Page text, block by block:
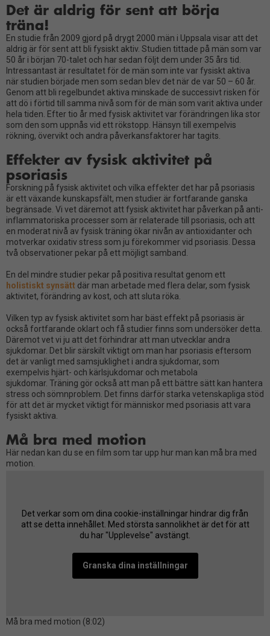
Det är aldrig för sent att börja
träna!
En studie från 2009 gjord på drygt 2000 män i Uppsala visar att det
aldrig är för sent att bli fysiskt aktiv. Studien tittade på män som var
50 år i början 70-talet och har sedan följt dem under 35 års tid.
Intressantast är resultatet för de män som inte var fysiskt aktiva
när studien började men som sedan blev det när de var 50 – 60 år.
Genom att bli regelbundet aktiva minskade de successivt risken för
att dö i förtid till samma nivå som för de män som varit aktiva under
hela tiden. Efter tio år med fysisk aktivitet var förändringen lika stor
som den som uppnås vid ett rökstopp. Hänsyn till exempelvis
rökning, övervikt och andra påverkansfaktorer har tagits.
Effekter av fysisk aktivitet på
psoriasis
Forskning på fysisk aktivitet och vilka effekter det har på psoriasis
är ett växande kunskapsfält, men studier är fortfarande ganska
begränsade. Vi vet däremot att fysisk aktivitet har påverkan på anti-
inflammatoriska processer som är relaterade till psoriasis, och att
en moderat nivå av fysisk träning ökar nivån av antioxidanter och
motverkar oxidativ stress som ju förekommer vid psoriasis. Dessa
två observationer pekar på ett möjligt samband.
En del mindre studier pekar på positiva resultat genom ett
holistiskt synsätt där man arbetade med flera delar, som fysisk
aktivitet, förändring av kost, och att sluta röka.
Vilken typ av fysisk aktivitet som har bäst effekt på psoriasis är
också fortfarande oklart och få studier finns som undersöker detta.
Däremot vet vi ju att det förhindrar att man utvecklar andra
sjukdomar. Det blir särskilt viktigt om man har psoriasis eftersom
det är vanligt med samsjuklighet i andra sjukdomar, som
exempelvis hjärt- och kärlsjukdomar och metabola
sjukdomar. Träning gör också att man på ett bättre sätt kan hantera
stress och sömnproblem. Det finns därför starka vetenskapliga stöd
för att det är mycket viktigt för människor med psoriasis att vara
fysiskt aktiva.
Må bra med motion
Här nedan kan du se en film som tar upp hur man kan må bra med
motion.
Det verkar som om dina cookie-inställningar hindrar dig från
att se detta innehållet. Med största sannolikhet är det för att
du har "Upplevelse" avstängt.
Granska dina inställningar
Må bra med motion (8:02)